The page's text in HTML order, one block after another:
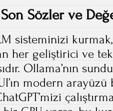
Son Sözler ve
sisteminizi
her geliştirici ve
Ollama’nın
modern